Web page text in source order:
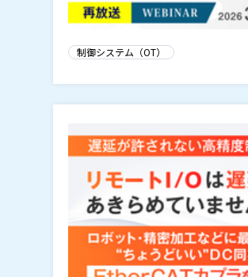
制御システム（OT）